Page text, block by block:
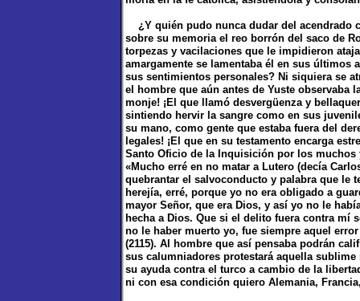
¿Y quién pudo nunca dudar del acendrado
sobre su memoria el reo borrón del saco de
torpezas y vacilaciones que le impidieron
amargamente se lamentaba él en sus últimos
sus sentimientos personales? Ni siquiera se
el hombre que aún antes de Yuste
monje! ¡El que llamó desvergüenza y
sintiendo hervir la sangre como en sus
su mano, como gente que estaba fuera del
legales! ¡El que en su testamento encarga
Santo Oficio de la Inquisición por los
«Mucho erré en no matar a Lutero (decía
quebrantar el salvoconducto y palabra que le
herejía, erré, porque yo no era obligado a
mayor Señor, que era Dios, y así yo no le
hecha a Dios. Que si el delito fuera contra mí
no le haber muerto yo, fue siempre aquel
(2115). Al hombre que así pensaba podrán
sus calumniadores protestará aquella
su ayuda contra el turco a cambio de la
ni con esa condición quiero Alemania,